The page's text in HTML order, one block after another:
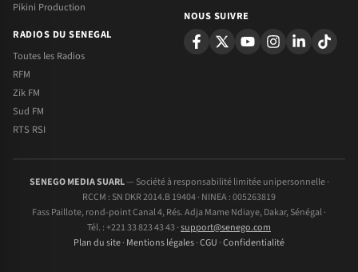
Pikini Production
RADIOS DU SENEGAL
Toutes les Radios
RFM
Zik FM
Sud FM
RTS RSI
NOUS SUIVRE
SENEGO MEDIA SUARL— Société à responsabilité limitée unipersonnelle ·
RCCM : SN DKR 2014.B 19404 · NINEA : 005263819
Fass Paillote, rond-point Canal 4, Rés. Adja Mame Ndiaye, Dakar, Sénégal ·
Tél. : +221 33 823 43 43 ·support@senego.com
Plan du site· Mentions légales·CGU ·Confidentialité